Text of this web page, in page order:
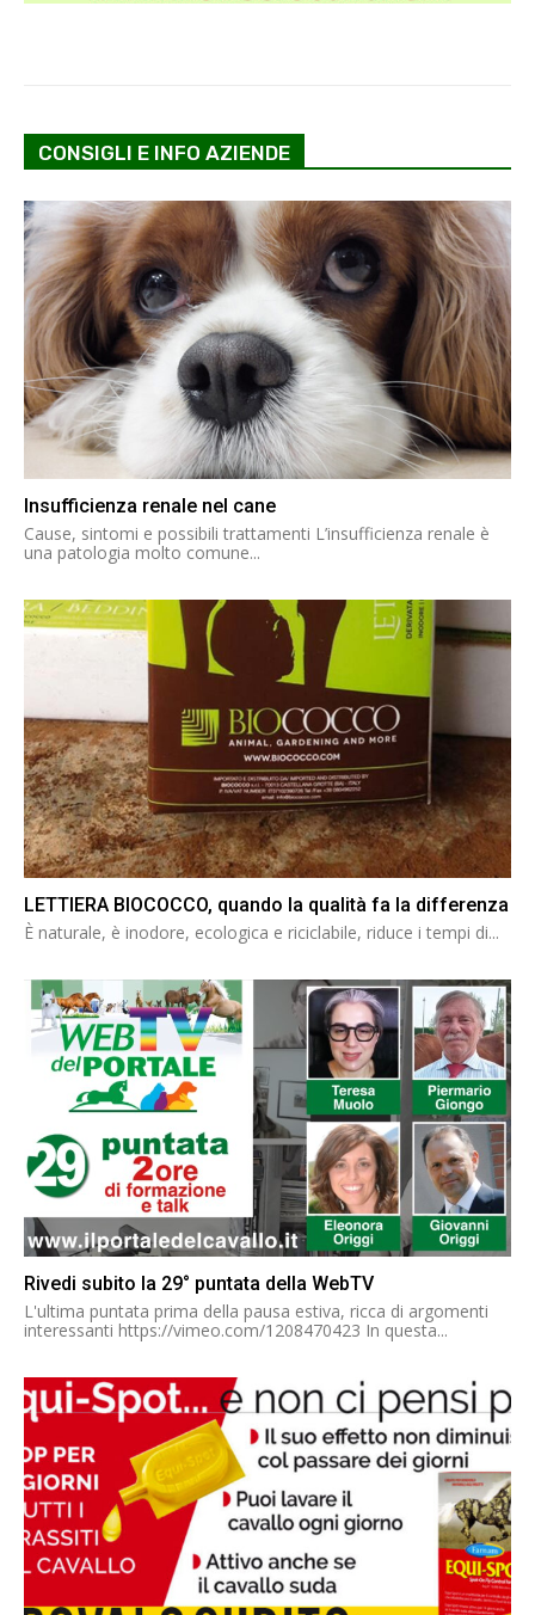
CONSIGLI E INFO AZIENDE
Insufficienza renale nel cane
Cause, sintomi e possibili trattamenti L’insufficienza renale è
una patologia molto comune...
LETTIERA BIOCOCCO, quando la qualità fa la differenza
È naturale, è inodore, ecologica e riciclabile, riduce i tempi di...
Rivedi subito la 29° puntata della WebTV
L'ultima puntata prima della pausa estiva, ricca di argomenti
interessanti https://vimeo.com/1208470423 In questa...